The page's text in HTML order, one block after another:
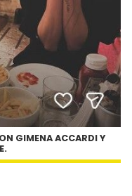
GIMENA ACCARDI Y